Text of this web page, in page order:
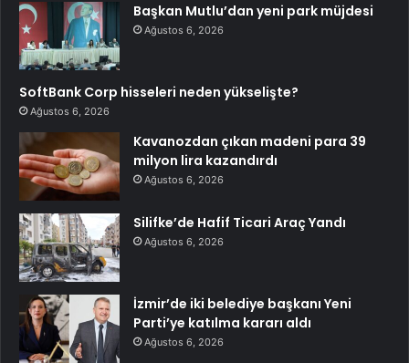
Başkan Mutlu’dan yeni park müjdesi
Ağustos 6, 2026
SoftBank Corp hisseleri neden yükselişte?
Ağustos 6, 2026
Kavanozdan çıkan madeni para 39
milyon lira kazandırdı
Ağustos 6, 2026
Silifke’de Hafif Ticari Araç Yandı
Ağustos 6, 2026
İzmir’de iki belediye başkanı Yeni
Parti’ye katılma kararı aldı
Ağustos 6, 2026